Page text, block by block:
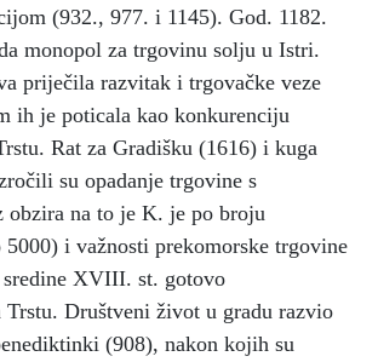
(932., 977. i 1145). God. 1182.
monopol za trgovinu solju u Istri.
priječila razvitak i trgovačke veze
ih je poticala kao konkurenciju
Rat za Gradišku (1616) i kuga
su opadanje trgovine s
obzira na to je K. je po broju
5000) i važnosti prekomorske trgovine
sredine XVIII. st. gotovo
Trstu. Društveni život u gradu razvio
(908), nakon kojih su